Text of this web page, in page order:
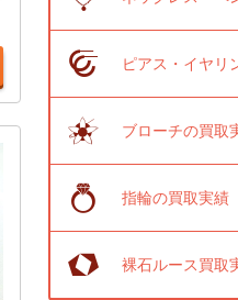
ピアス・イヤリ
ブローチの買取
指輪の買取実績
裸石ルース買取